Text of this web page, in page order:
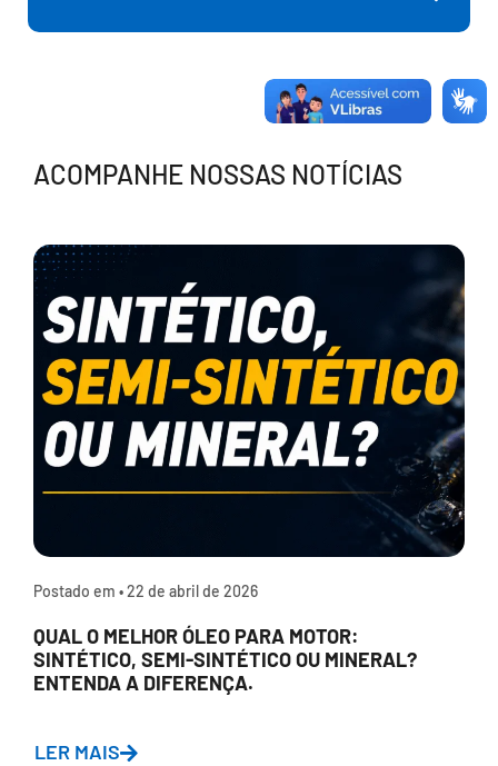
ACOMPANHE NOSSAS NOTÍCIAS
Postado em •22 de abril de 2026
QUAL O MELHOR ÓLEO PARA MOTOR:
SINTÉTICO, SEMI-SINTÉTICO OU MINERAL?
ENTENDA A DIFERENÇA.
LER MAIS